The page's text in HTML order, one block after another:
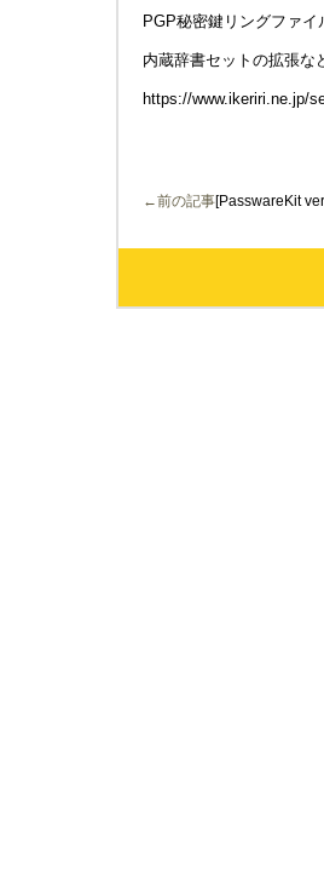
PGP秘密鍵リングファ
内蔵辞書セットの拡張な
https://www.ikeriri.ne.jp/
←前の記事[PasswareKit